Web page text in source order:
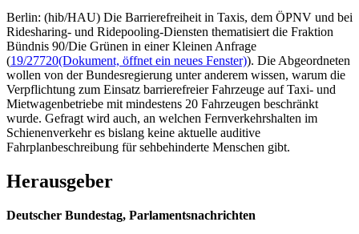
Berlin: (hib/HAU) Die Barrierefreiheit in Taxis, dem ÖPNV und bei
Ridesharing- und Ridepooling-Diensten thematisiert die Fraktion
Bündnis 90/Die Grünen in einer Kleinen Anfrage
(19/27720(Dokument, öffnet ein neues Fenster)). Die Abgeordneten
wollen von der Bundesregierung unter anderem wissen, warum die
Verpflichtung zum Einsatz barrierefreier Fahrzeuge auf Taxi- und
Mietwagenbetriebe mit mindestens 20 Fahrzeugen beschränkt
wurde. Gefragt wird auch, an welchen Fernverkehrshalten im
Schienenverkehr es bislang keine aktuelle auditive
Fahrplanbeschreibung für sehbehinderte Menschen gibt.
Herausgeber
Deutscher Bundestag, Parlamentsnachrichten